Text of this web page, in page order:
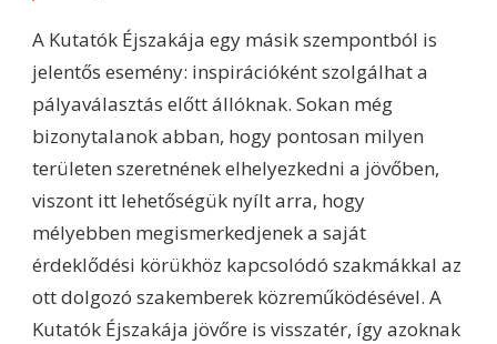
A Kutatók Éjszakája egy másik szempontból is
jelentős esemény: inspirációként szolgálhat a
pályaválasztás előtt állóknak. Sokan még
bizonytalanok abban, hogy pontosan milyen
területen szeretnének elhelyezkedni a jövőben,
viszont itt lehetőségük nyílt arra, hogy
mélyebben megismerkedjenek a saját
érdeklődési körükhöz kapcsolódó szakmákkal az
ott dolgozó szakemberek közreműködésével. A
Kutatók Éjszakája jövőre is visszatér, így azoknak